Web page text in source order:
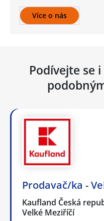
Více o nás
Podívejte se
Prodavač/ka -
Kaufland Česká
Velké Meziříčí